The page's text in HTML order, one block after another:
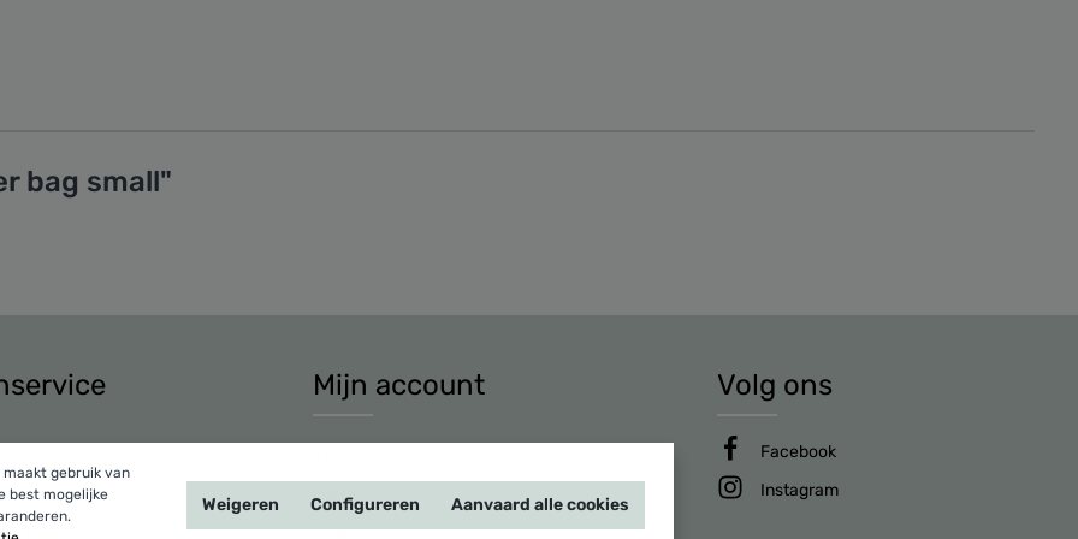
bag small"
Volg ons
Facebook
Instagram
Mijn account
Mijn account
Winkelwagen
maakt gebruik van
best mogelijke
Weigeren Configureren Aanvaard alle cookies